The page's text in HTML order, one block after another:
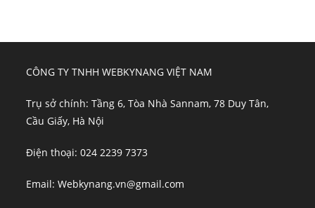
CÔNG TY TNHH WEBKYNANG VIỆT NAM
Trụ sở chính: Tầng 6, Tòa Nhà Sannam, 78 Duy Tân,
Cầu Giấy, Hà Nội
Điện thoại: 024 2239 7373
Email: Webkynang.vn@gmail.com